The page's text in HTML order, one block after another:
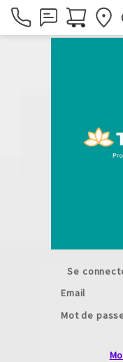
Se
Email
Mot de